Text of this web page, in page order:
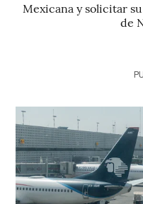
Mexicana y solicitar
de